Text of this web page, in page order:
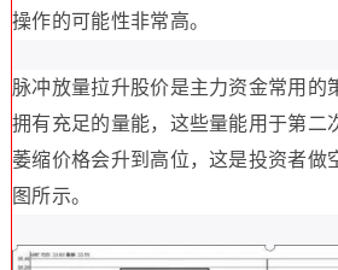
操作的可能性非常高。
脉冲放量拉升股价是主力资金常用的
拥有充足的量能，这些量能用于第二
萎缩价格会升到高位，这是投资者做
图所示。